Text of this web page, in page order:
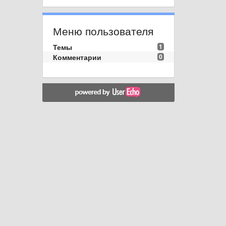
Меню пользователя
1
Темы
0
Комментарии